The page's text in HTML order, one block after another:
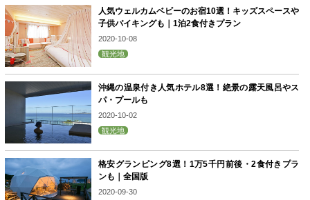
人気ウェルカムベビーのお宿10選！キッズスペースや
子供バイキングも｜1泊2食付きプラン
2020-10-08
観光地
沖縄の温泉付き人気ホテル8選！絶景の露天風呂やス
パ・プールも
2020-10-02
観光地
格安グランピング8選！1万5千円前後・2食付きプラ
ンも｜全国版
2020-09-30